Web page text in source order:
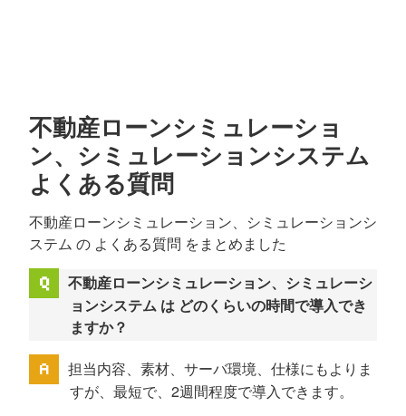
不動産ローンシミュレーショ
ン、シミュレーションシステム
よくある質問
不動産ローンシミュレーション、シミュレーションシ
ステム の よくある質問 をまとめました
不動産ローンシミュレーション、シミュレーシ
ョンシステム は どのくらいの時間で導入でき
ますか？
担当内容、素材、サーバ環境、仕様にもよりま
すが、最短で、2週間程度で導入できます。